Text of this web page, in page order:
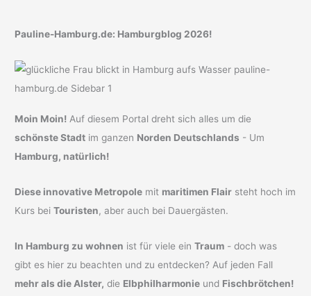
Pauline-Hamburg.de: Hamburgblog 2026!
Moin Moin! Auf diesem Portal dreht sich alles um die
schönste Stadt im ganzen Norden Deutschlands - Um
Hamburg, natürlich!
Diese innovative Metropole mit maritimen Flair steht hoch im
Kurs beiTouristen, aber auch bei Dauergästen.
In Hamburg zu wohnen ist für viele einTraum - doch was
gibt es hier zu beachten und zu entdecken? Auf jeden Fall
mehr als die Alster, die Elbphilharmonie und Fischbrötchen!